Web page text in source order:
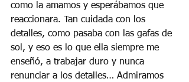
como la amamos y esperábamos que
reaccionara. Tan cuidada con los
detalles, como pasaba con las gafas de
sol, y eso es lo que ella siempre me
enseñó, a trabajar duro y nunca
renunciar a los detalles… Admiramos